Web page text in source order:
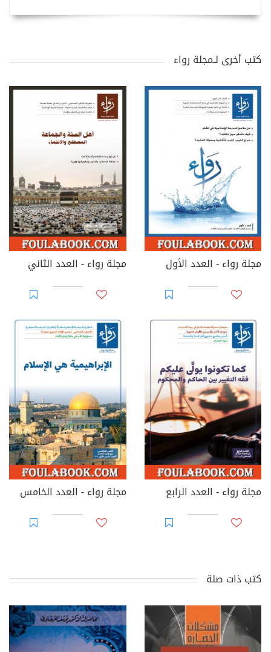
كتب أخرى لـمجلة رواء
مجلة رواء - العدد الأول مجلة رواء - العدد الثاني
مجلة رواء - العدد الرابع مجلة رواء - العدد الخامس
كتب ذات صلة